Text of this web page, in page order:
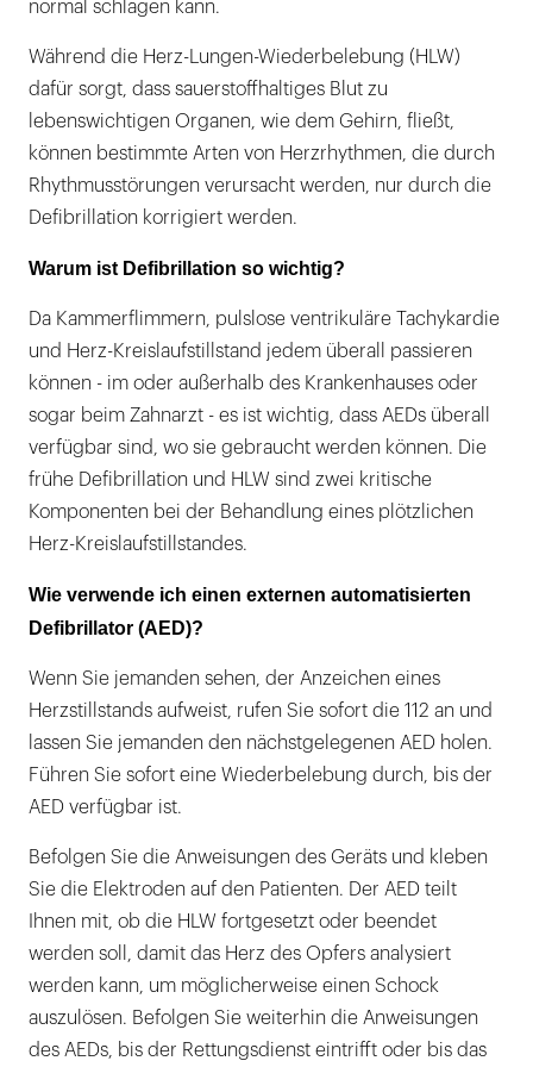
normal schlagen kann.
Während die Herz-Lungen-Wiederbelebung (HLW)
dafür sorgt, dass sauerstoffhaltiges Blut zu
lebenswichtigen Organen, wie dem Gehirn, fließt,
können bestimmte Arten von Herzrhythmen, die durch
Rhythmusstörungen verursacht werden, nur durch die
Defibrillation korrigiert werden.
Warum ist Defibrillation so wichtig?
Da Kammerflimmern, pulslose ventrikuläre Tachykardie
und Herz-Kreislaufstillstand jedem überall passieren
können - im oder außerhalb des Krankenhauses oder
sogar beim Zahnarzt - es ist wichtig, dass AEDs überall
verfügbar sind, wo sie gebraucht werden können. Die
frühe Defibrillation und HLW sind zwei kritische
Komponenten bei der Behandlung eines plötzlichen
Herz-Kreislaufstillstandes.
Wie verwende ich einen externen automatisierten
Defibrillator (AED)?
Wenn Sie jemanden sehen, der Anzeichen eines
Herzstillstands aufweist, rufen Sie sofort die 112 an und
lassen Sie jemanden den nächstgelegenen AED holen.
Führen Sie sofort eine Wiederbelebung durch, bis der
AED verfügbar ist.
Befolgen Sie die Anweisungen des Geräts und kleben
Sie die Elektroden auf den Patienten. Der AED teilt
Ihnen mit, ob die HLW fortgesetzt oder beendet
werden soll, damit das Herz des Opfers analysiert
werden kann, um möglicherweise einen Schock
auszulösen. Befolgen Sie weiterhin die Anweisungen
des AEDs, bis der Rettungsdienst eintrifft oder bis das